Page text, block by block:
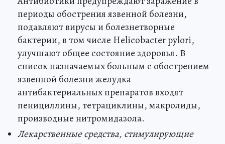
периоды обострения язвенной болезни,
подавляют вирусы и болезнетворные
бактерии, в том числе Helicobacter pylori,
улучшают общее состояние здоровья. В
список назначаемых больным с обострением
язвенной болезни желудка
антибактериальных препаратов входят
пенициллины, тетрациклины, макролиды,
производные нитромидазола.
Лекарственные средства, стимулирующие